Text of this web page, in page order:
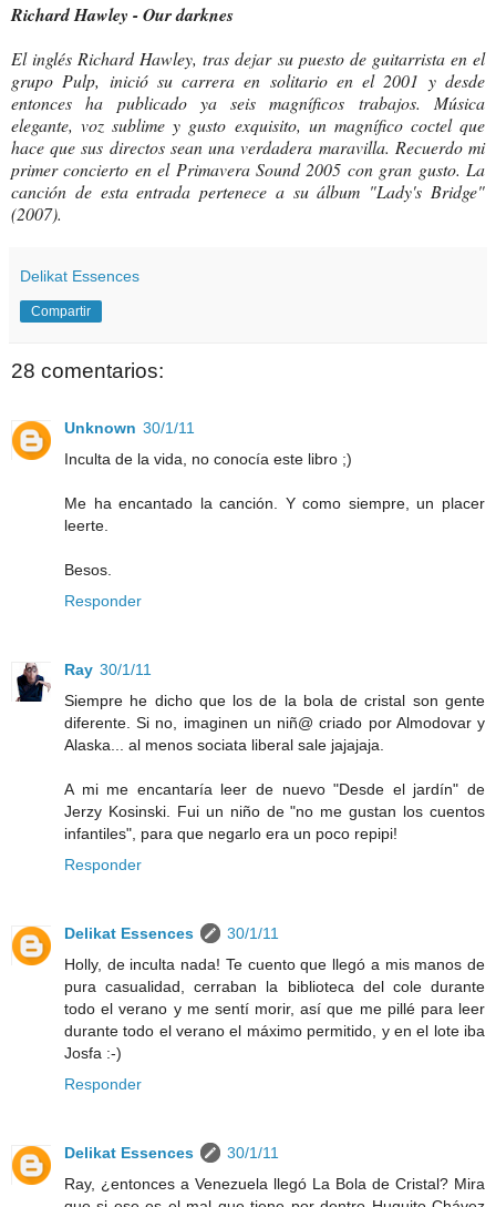
Richard Hawley - Our darknes
El inglés Richard Hawley, tras dejar su puesto de guitarrista en el
grupo Pulp, inició su carrera en solitario en el 2001 y desde
entonces ha publicado ya seis magníficos trabajos. Música
elegante, voz sublime y gusto exquisito, un magnífico coctel que
hace que sus directos sean una verdadera maravilla. Recuerdo mi
primer concierto en el Primavera Sound 2005 con gran gusto. La
canción de esta entrada pertenece a su álbum "Lady's Bridge"
(2007).
Delikat Essences
Compartir
28 comentarios:
Unknown 30/1/11
Inculta de la vida, no conocía este libro ;)
Me ha encantado la canción. Y como siempre, un placer
leerte.
Besos.
Responder
Ray 30/1/11
Siempre he dicho que los de la bola de cristal son gente
diferente. Si no, imaginen un niñ@ criado por Almodovar y
Alaska... al menos sociata liberal sale jajajaja.
A mi me encantaría leer de nuevo "Desde el jardín" de
Jerzy Kosinski. Fui un niño de "no me gustan los cuentos
infantiles", para que negarlo era un poco repipi!
Responder
Delikat Essences
30/1/11
Holly, de inculta nada! Te cuento que llegó a mis manos de
pura casualidad, cerraban la biblioteca del cole durante
todo el verano y me sentí morir, así que me pillé para leer
durante todo el verano el máximo permitido, y en el lote iba
Josfa :-)
Responder
Delikat Essences
30/1/11
Ray, ¿entonces a Venezuela llegó La Bola de Cristal? Mira